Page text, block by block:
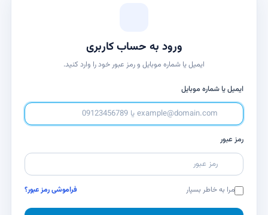
ورود به حساب کاربری
ایمیل یا شماره موبایل و رمز عبور خود را وارد کنید.
ایمیل یا شماره موبایل
رمز عبور
مرا به خاطر بسپار فراموشی رمز عبور؟